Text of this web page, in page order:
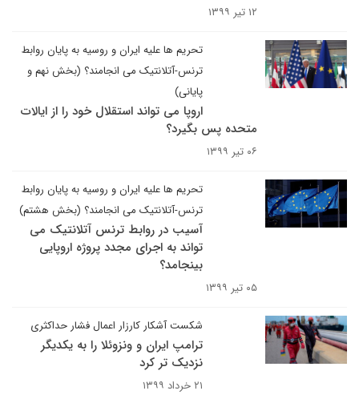
۱۲ تیر ۱۳۹۹
تحریم ها علیه ایران و روسیه به پایان روابط
ترنس-آتلانتیک می انجامند؟ (بخش نهم و
پایانی)
اروپا می تواند استقلال خود را از ایالات
متحده پس بگیرد؟
۰۶ تیر ۱۳۹۹
تحریم ها علیه ایران و روسیه به پایان روابط
ترنس-آتلانتیک می انجامند؟ (بخش هشتم)
آسیب در روابط ترنس آتلانتیک می
تواند به اجرای مجدد پروژه اروپایی
بینجامد؟
۰۵ تیر ۱۳۹۹
شکست آشکار کارزار اعمال فشار حداکثری
ترامپ ایران و ونزوئلا را به یکدیگر
نزدیک تر کرد
۲۱ خرداد ۱۳۹۹